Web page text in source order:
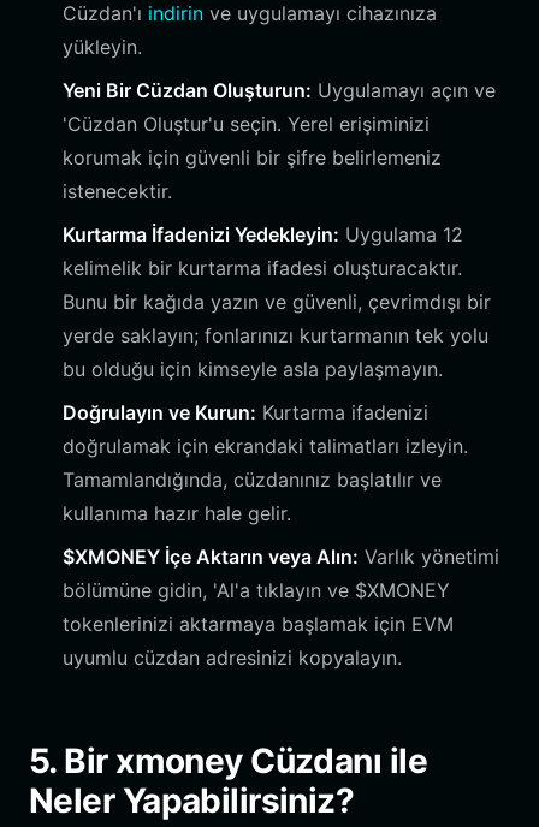
Cüzdan'ı indirin ve uygulamayı cihazınıza
yükleyin.
Yeni Bir Cüzdan Oluşturun: Uygulamayı açın ve
'Cüzdan Oluştur'u seçin. Yerel erişiminizi
korumak için güvenli bir şifre belirlemeniz
istenecektir.
Kurtarma İfadenizi Yedekleyin: Uygulama 12
kelimelik bir kurtarma ifadesi oluşturacaktır.
Bunu bir kağıda yazın ve güvenli, çevrimdışı bir
yerde saklayın; fonlarınızı kurtarmanın tek yolu
bu olduğu için kimseyle asla paylaşmayın.
Doğrulayın ve Kurun: Kurtarma ifadenizi
doğrulamak için ekrandaki talimatları izleyin.
Tamamlandığında, cüzdanınız başlatılır ve
kullanıma hazır hale gelir.
$XMONEY İçe Aktarın veya Alın: Varlık yönetimi
bölümüne gidin, 'Al'a tıklayın ve $XMONEY
tokenlerinizi aktarmaya başlamak için EVM
uyumlu cüzdan adresinizi kopyalayın.
5. Bir xmoney Cüzdanı ile
Neler Yapabilirsiniz?